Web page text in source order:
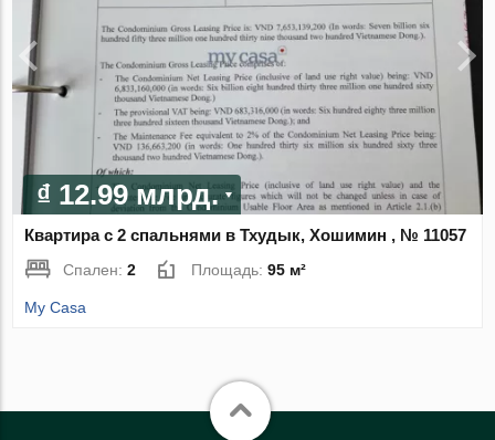
₫ 12.99 млрд.
Квартира с 2 спальнями в Тхудык, Хошимин , № 11057
Спален:2 Площадь:95 м²
My Casa